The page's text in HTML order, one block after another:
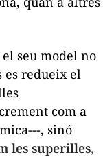
seu model no
es redueix el
com a
, sinó
les superilles,